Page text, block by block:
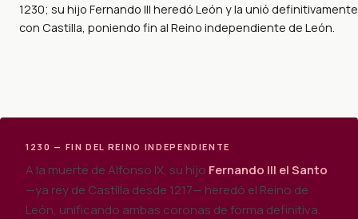
1230; su hijo Fernando III heredó León y la unió definitivamente
con Castilla, poniendo fin al Reino independiente de León.
1230 — FIN DEL REINO INDEPENDIENTE
A la muerte de Alfonso IX, su hijo Fernando III el Santo
—ya rey de Castilla desde 1217— heredó el Reino de
León, unificando ambas coronas de forma definitiva.